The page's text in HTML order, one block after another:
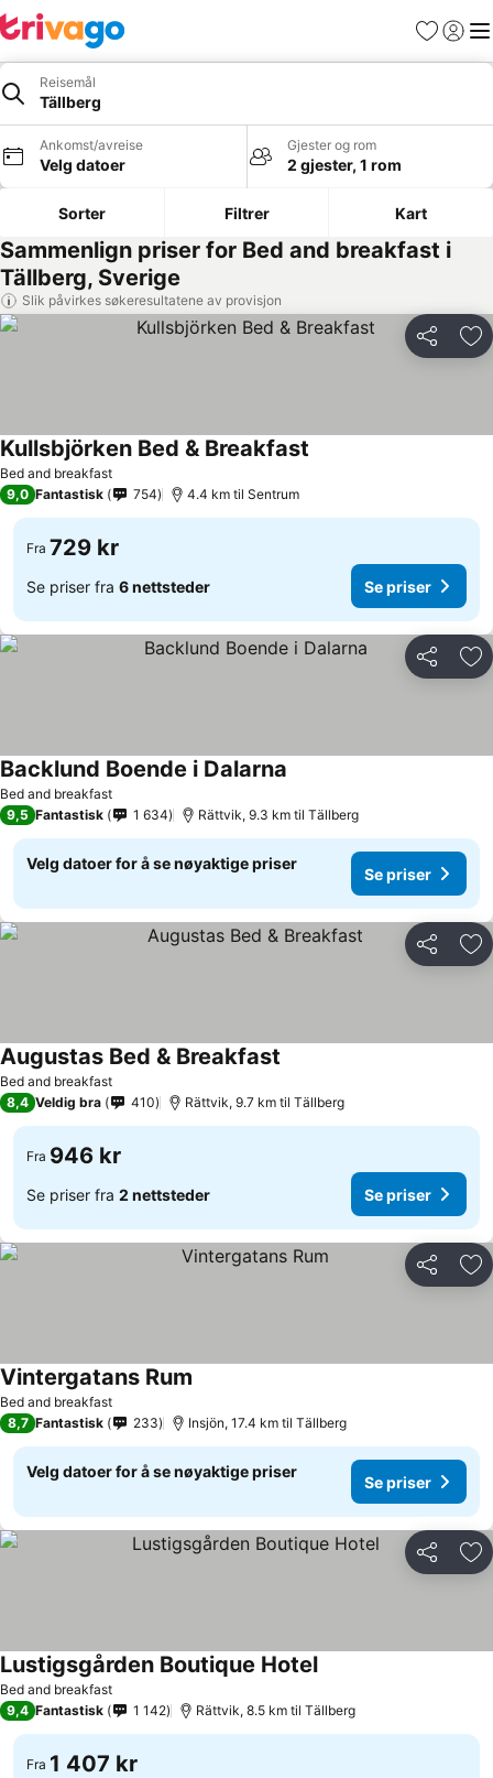
Favoritter
Logg
Reisemål
Tällberg
Ankomst/avreise
Velg datoer
Gjester og rom
2 gjester, 1 rom
Sorter Filtrer Kart
Sammenlign priser for Bed and breakfast i
Tällberg, Sverige
Slik påvirkes søkeresultatene av provisjon
Del
Bed and breakfast
Kullsbjörken Bed & Breakfast
9,0 Fantastisk 754 4.4 km til Sentrum
Fra 729 kr
Se priser fra 6 nettsteder Se priser
Del
Bed and breakfast
Backlund Boende i Dalarna
9,5 Fantastisk 1 634 Rättvik, 9.3 km til Tällberg
Velg datoer for å se nøyaktige priser
Se priser
Del
Bed and breakfast
Augustas Bed & Breakfast
8,4 Veldig bra 410 Rättvik, 9.7 km til Tällberg
Fra 946 kr
Se priser fra 2 nettsteder Se priser
Del
Bed and breakfast
Vintergatans Rum
8,7 Fantastisk 233 Insjön, 17.4 km til Tällberg
Velg datoer for å se nøyaktige priser
Se priser
Del
Bed and breakfast
Lustigsgården Boutique Hotel
9,4 Fantastisk 1 142 Rättvik, 8.5 km til Tällberg
Fra 1 407 kr